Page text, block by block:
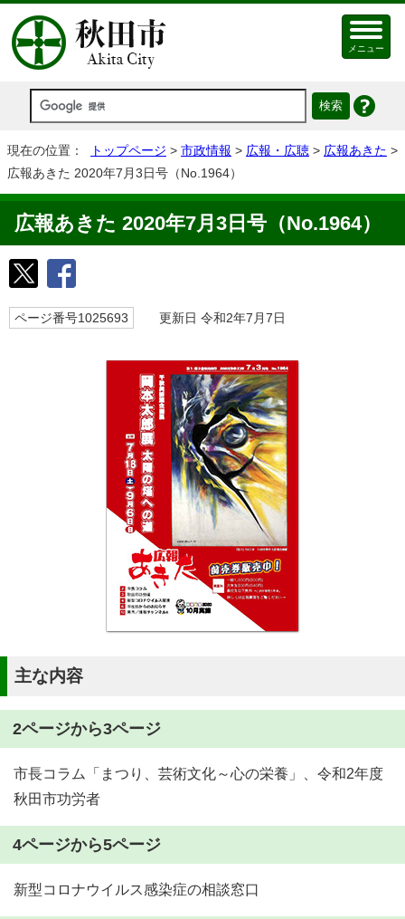
メニュー
現在の位置： トップページ > 市政情報 > 広報・広聴 > 広報あきた >
広報あきた 2020年7月3日号（No.1964）
広報あきた 2020年7月3日号（No.1964）
ページ番号1025693 更新日 令和2年7月7日
主な内容
2ページから3ページ
市長コラム「まつり、芸術文化～心の栄養」、令和2年度
秋田市功労者
4ページから5ページ
新型コロナウイルス感染症の相談窓口